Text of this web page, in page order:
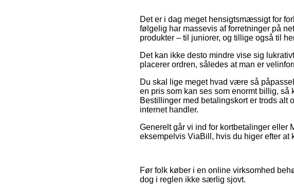
Det er i dag meget hensigtsmæssigt for
følgelig har massevis af forretninger på
produkter – til juniorer, og tillige også til
Det kan ikke desto mindre vise sig
placerer ordren, således at man er
Du skal lige meget hvad være så
en pris som kan ses som enormt billig,
Bestillinger med betalingskort er trods alt
internet handler.
Generelt går vi ind for kortbetalinger eller
eksempelvis ViaBill, hvis du higer efter at
Før folk køber i en online virksomhed
dog i reglen ikke særlig sjovt.